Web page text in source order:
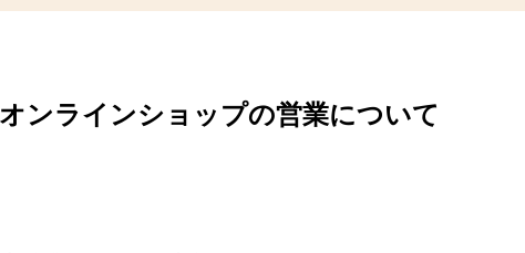
ンラインショップの営業について